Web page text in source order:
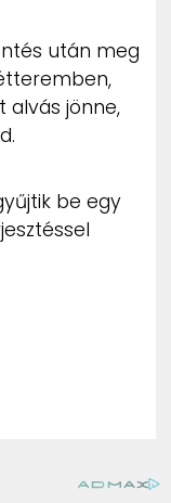
után meg
alvás jönne,
be egy